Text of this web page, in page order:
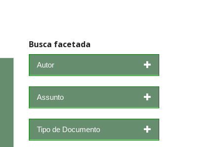
Busca facetada
Autor
Assunto
Tipo de Documento